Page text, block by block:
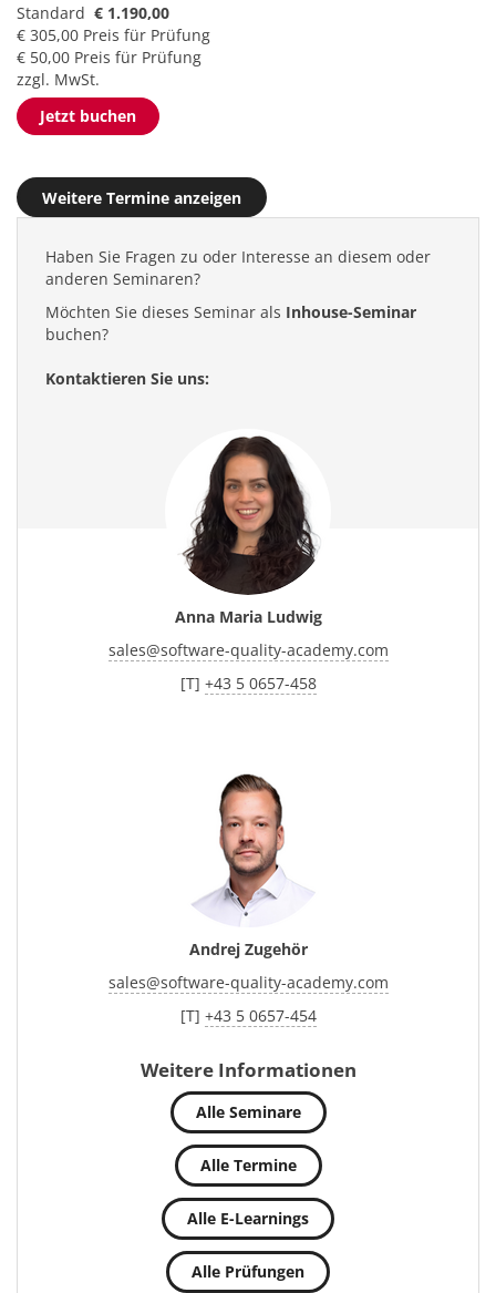
Standard € 1.190,00
€ 305,00 Preis für Prüfung
€ 50,00 Preis für Prüfung
zzgl. MwSt.
Jetzt buchen
Weitere Termine anzeigen
Haben Sie Fragen zu oder Interesse an diesem oder
anderen Seminaren?
Möchten Sie dieses Seminar als Inhouse-Seminar
buchen?
Kontaktieren Sie uns:
Anna Maria Ludwig
sales@software-quality-academy.com
[T] +43 5 0657-458
Andrej Zugehör
sales@software-quality-academy.com
[T] +43 5 0657-454
Weitere Informationen
Alle Seminare
Alle Termine
Alle E-Learnings
Alle Prüfungen